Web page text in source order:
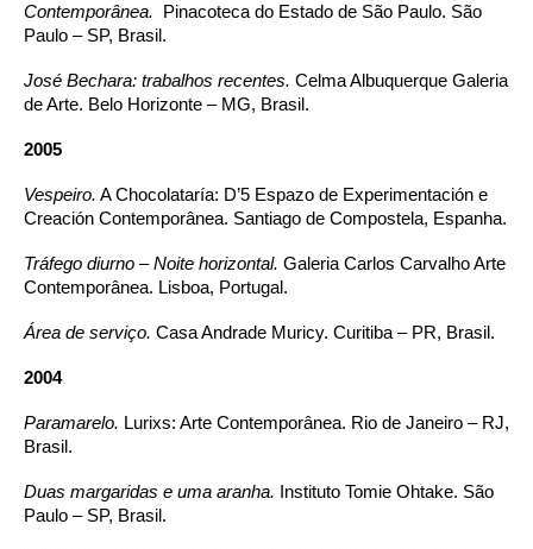
Contemporânea. Pinacoteca do Estado de São Paulo. São
Paulo – SP, Brasil.
José Bechara: trabalhos recentes. Celma Albuquerque Galeria
de Arte. Belo Horizonte – MG, Brasil.
2005
Vespeiro. A Chocolataría: D’5 Espazo de Experimentación e
Creación Contemporânea. Santiago de Compostela, Espanha.
Tráfego diurno – Noite horizontal. Galeria Carlos Carvalho Arte
Contemporânea. Lisboa, Portugal.
Área de serviço. Casa Andrade Muricy. Curitiba – PR, Brasil.
2004
Paramarelo. Lurixs: Arte Contemporânea. Rio de Janeiro – RJ,
Brasil.
Duas margaridas e uma aranha. Instituto Tomie Ohtake. São
Paulo – SP, Brasil.